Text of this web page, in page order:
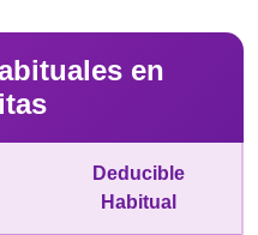
en
Deducible
Habitual